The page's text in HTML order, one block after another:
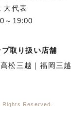
大代表
～19:00
取り扱い店舗
高松三越 ｜福岡三越
Reserved.